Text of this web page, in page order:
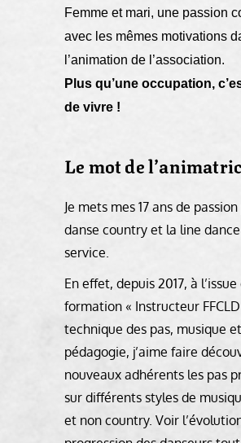
Femme et mari, une passion
avec les mêmes motivations
l’animation de l’association.
Plus qu’une occupation,
de vivre !
Le mot de
Je mets mes 17 ans de
danse country et la line
service.
En effet, depuis 2017, à l’issue
formation « Instructeur
technique des pas, musique et
pédagogie, j’aime faire
nouveaux adhérents les pas
sur différents styles de
et non country. Voir